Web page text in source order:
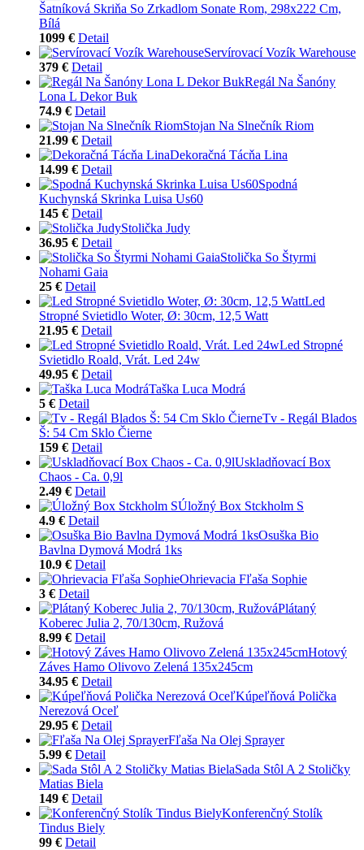
Šatníková Skriňa So Zrkadlom Sonate Rom, 298x222 Cm,
Bílá
1099 € Detail
Servírovací Vozík Warehouse
379 € Detail
Regál Na Šanóny
Lona L Dekor Buk
74.9 € Detail
Stojan Na Slnečník Riom
21.99 € Detail
Dekoračná Tácňa Lina
14.99 € Detail
Spodná
Kuchynská Skrinka Luisa Us60
145 € Detail
Stolička Judy
36.95 € Detail
Stolička So Štyrmi
Nohami Gaia
25 € Detail
Led
Stropné Svietidlo Woter, Ø: 30cm, 12,5 Watt
21.95 € Detail
Led Stropné
Svietidlo Roald, Vrát. Led 24w
49.95 € Detail
Taška Luca Modrá
5 € Detail
Tv - Regál Blados
Š: 54 Cm Sklo Čierne
159 € Detail
Uskladňovací Box
Chaos - Ca. 0,9l
2.49 € Detail
Úložný Box Stckholm S
4.9 € Detail
Osuška Bio
Bavlna Dymová Modrá 1ks
10.9 € Detail
Ohrievacia Fľaša Sophie
3 € Detail
Plátaný
Koberec Julia 2, 70/130cm, Ružová
8.99 € Detail
Hotový
Záves Hamo Olivovo Zelená 135x245cm
34.95 € Detail
Kúpeľňová Polička
Nerezová Oceľ
29.95 € Detail
Fľaša Na Olej Sprayer
5.99 € Detail
Sada Stôl A 2 Stoličky
Matias Biela
149 € Detail
Konferenčný Stolík
Tindus Biely
99 € Detail